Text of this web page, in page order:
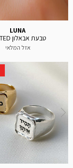
LUNA
טבעת אבאלון LIMITED
אזל המלאי